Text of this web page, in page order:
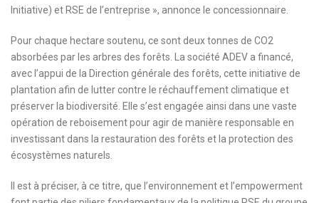
Initiative) et RSE de l’entreprise », annonce le concessionnaire.
Pour chaque hectare soutenu, ce sont deux tonnes de CO2
absorbées par les arbres des forêts. La société ADEV a financé,
avec l’appui de la Direction générale des forêts, cette initiative de
plantation afin de lutter contre le réchauffement climatique et
préserver la biodiversité. Elle s’est engagée ainsi dans une vaste
opération de reboisement pour agir de manière responsable en
investissant dans la restauration des forêts et la protection des
écosystèmes naturels.
Il est à préciser, à ce titre, que l’environnement et l’empowerment